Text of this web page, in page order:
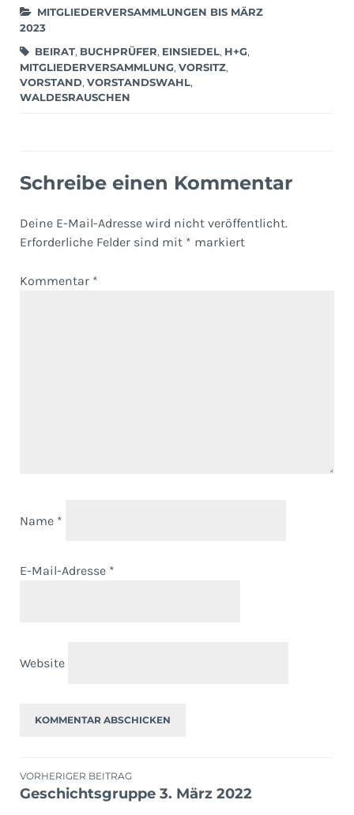
MITGLIEDERVERSAMMLUNGEN BIS MÄRZ
2023
BEIRAT, BUCHPRÜFER, EINSIEDEL, H+G,
MITGLIEDERVERSAMMLUNG, VORSITZ,
VORSTAND, VORSTANDSWAHL,
WALDESRAUSCHEN
Schreibe einen Kommentar
Deine E-Mail-Adresse wird nicht veröffentlicht.
Erforderliche Felder sind mit * markiert
Kommentar *
Name *
E-Mail-Adresse *
Website
Beitragsnavigation
VORHERIGER BEITRAG
Geschichtsgruppe 3. März 2022